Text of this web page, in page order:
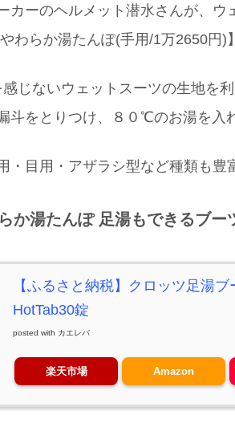
カーのヘルメット潜水さんが、ウ
わらか湯たんぽ(手用/1万2650円)
じないウェットスーツの生地を
斗をとりつけ、８０℃のお湯を入
・目用・アザラシ型など種類も豊
か湯たんぽ 足湯もできるブー
【ふるさと納税】クロッツ足湯
HotTab30錠
posted with カエレバ
楽天市場 Amazon